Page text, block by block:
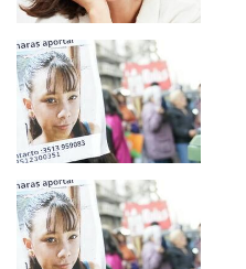
Imagen
Imagen